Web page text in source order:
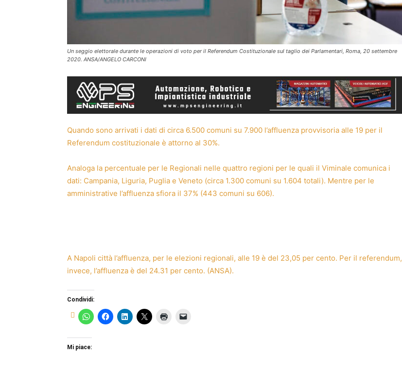
Un seggio elettorale durante le operazioni di voto per il Referendum Costituzionale sul taglio dei Parlamentari, Roma, 20 settembre
2020. ANSA/ANGELO CARCONI
Quando sono arrivati i dati di circa 6.500 comuni su 7.900 l’affluenza provvisoria alle 19 per il
Referendum costituzionale è attorno al 30%.
Analoga la percentuale per le Regionali nelle quattro regioni per le quali il Viminale comunica i
dati: Campania, Liguria, Puglia e Veneto (circa 1.300 comuni su 1.604 totali). Mentre per le
amministrative l’affluenza sfiora il 37% (443 comuni su 606).
A Napoli città l’affluenza, per le elezioni regionali, alle 19 è del 23,05 per cento. Per il referendum,
invece, l’affluenza è del 24.31 per cento. (ANSA).
Condividi:
Mi piace: